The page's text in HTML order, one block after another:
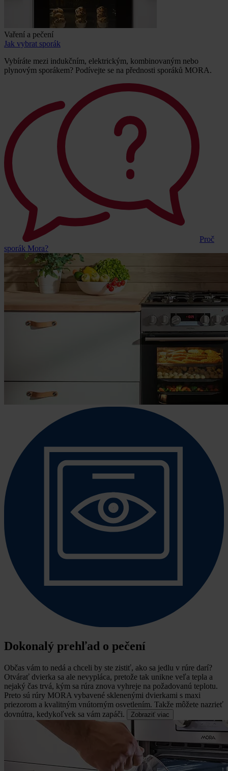
Vaření a pečení
Jak vybrat sporák
Vybíráte mezi indukčním, elektrickým, kombinovaným nebo
plynovým sporákem? Podívejte se na přednosti sporáků MORA.
Proč
sporák Mora?
Dokonalý prehľad o pečení
Občas vám to nedá a chceli by ste zistiť, ako sa jedlu v rúre darí?
Otvárať dvierka sa ale nevypláca, pretože tak unikne veľa tepla a
nejaký čas trvá, kým sa rúra znova vyhreje na požadovanú teplotu.
Preto sú rúry MORA vybavené sklenenými dvierkami s maxi
priezorom a kvalitným vnútorným osvetlením. Takže môžete nazrieť
dovnútra, kedykoľvek sa vám zapáči.
Zobraziť viac